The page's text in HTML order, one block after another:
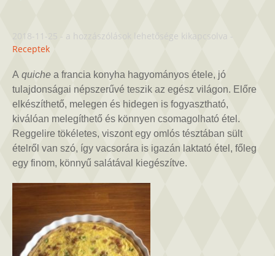
2018-11-25 - Quiche
a hozzászólások lehetősége kikapcsolva -
Receptek
A quiche a francia konyha hagyományos étele, jó
tulajdonságai népszerűvé teszik az egész világon. Előre
elkészíthető, melegen és hidegen is fogyasztható,
kiválóan melegíthető és könnyen csomagolható étel.
Reggelire tökéletes, viszont egy omlós tésztában sült
ételről van szó, így vacsorára is igazán laktató étel, főleg
egy finom, könnyű salátával kiegészítve.